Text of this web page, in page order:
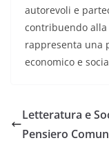
autorevoli e
contribuendo
rappresenta una
economico e
Letteratura e
Pensiero